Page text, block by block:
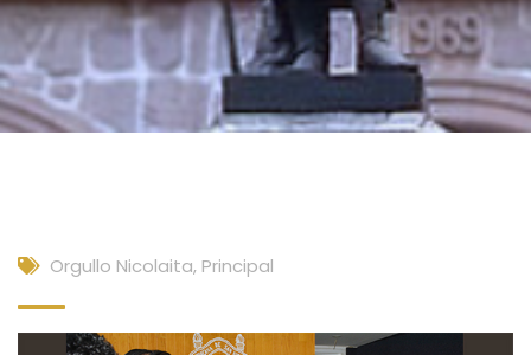
Orgullo Nicolaita, Principal